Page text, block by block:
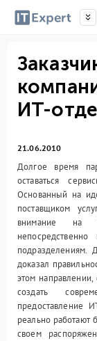
ИТ-
21.06.2010
Долгое время
оставаться
Основанный на
поставщиком
внимание на
подразделениям.
доказал
этом
создать
предоставление
реально работают
своем